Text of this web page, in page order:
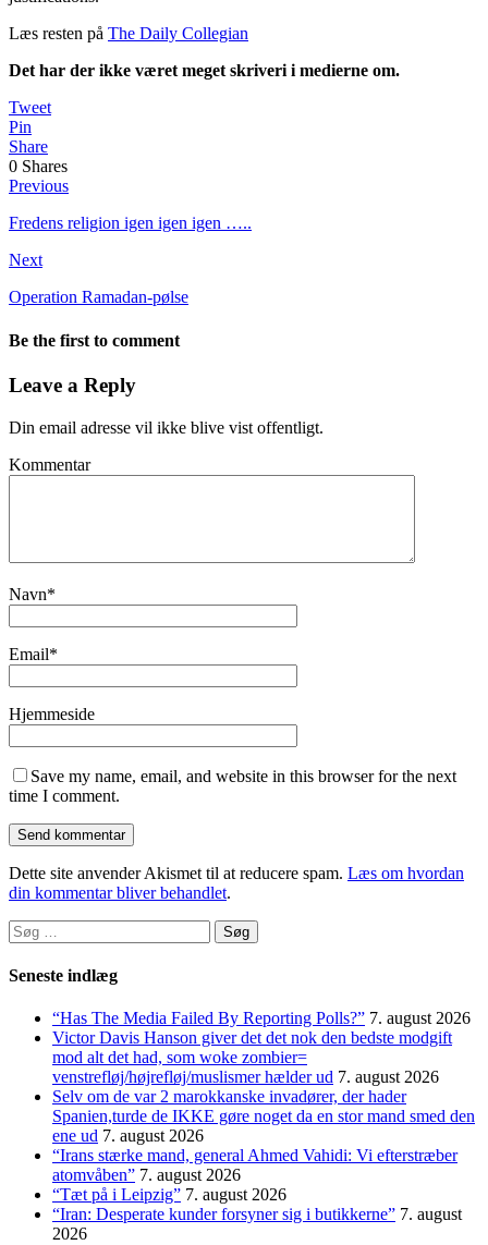
Læs resten på The Daily Collegian
Det har der ikke været meget skriveri i medierne om.
Tweet
Pin
Share
0 Shares
Previous
Fredens religion igen igen igen …..
Next
Operation Ramadan-pølse
Be the first to comment
Leave a Reply
Din email adresse vil ikke blive vist offentligt.
Kommentar
Navn*
Email*
Hjemmeside
Save my name, email, and website in this browser for the next
time I comment.
Dette site anvender Akismet til at reducere spam. Læs om hvordan
din kommentar bliver behandlet.
Søg
efter:
Seneste indlæg
“Has The Media Failed By Reporting Polls?” 7. august 2026
Victor Davis Hanson giver det det nok den bedste modgift
mod alt det had, som woke zombier=
venstrefløj/højrefløj/muslismer hælder ud 7. august 2026
Selv om de var 2 marokkanske invadører, der hader
Spanien,turde de IKKE gøre noget da en stor mand smed den
ene ud 7. august 2026
“Irans stærke mand, general Ahmed Vahidi: Vi efterstræber
atomvåben” 7. august 2026
“Tæt på i Leipzig” 7. august 2026
“Iran: Desperate kunder forsyner sig i butikkerne” 7. august
2026